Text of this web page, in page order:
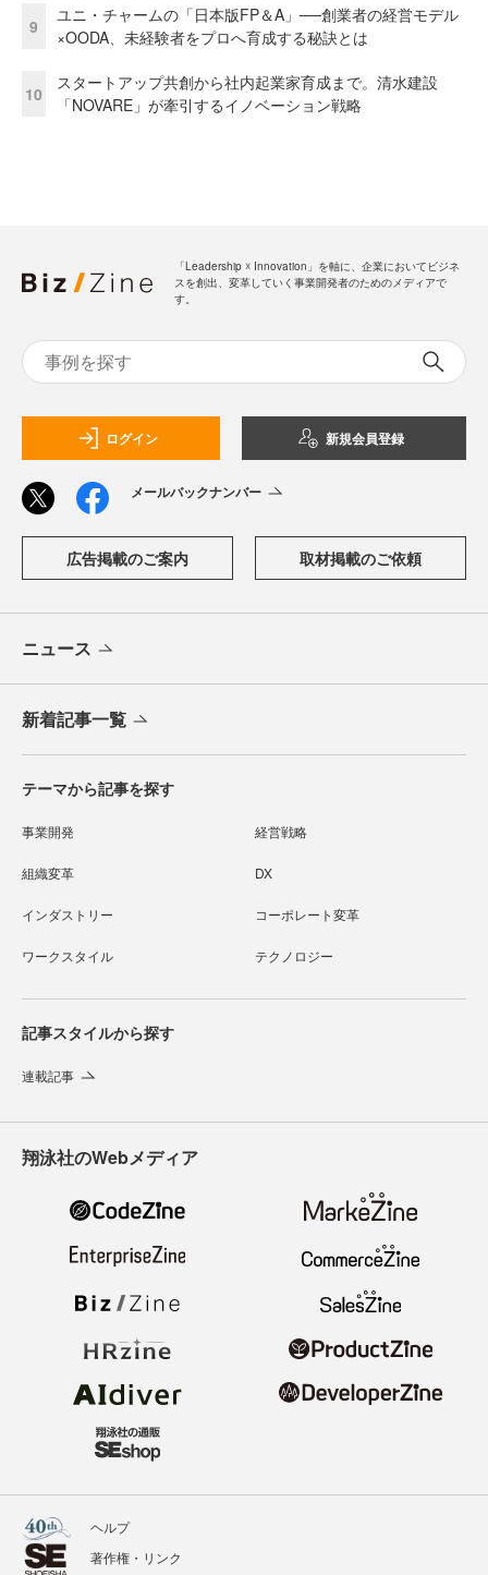
9
ユニ・チャームの「日本版FP＆A」──創業者の経営モデル
×OODA、未経験者をプロへ育成する秘訣とは
10
スタートアップ共創から社内起業家育成まで。清水建設
「NOVARE」が牽引するイノベーション戦略
「Leadership ☓ Innovation」を軸に、企業においてビジネ
スを創出、変革していく事業開発者のためのメディアで
す。
ログイン 新規会員登録
メールバックナンバー
広告掲載のご案内 取材掲載のご依頼
ニュース
新着記事一覧
テーマから記事を探す
事業開発 経営戦略
組織変革 DX
インダストリー コーポレート変革
ワークスタイル テクノロジー
記事スタイルから探す
連載記事
翔泳社のWebメディア
ヘルプ
著作権・リンク